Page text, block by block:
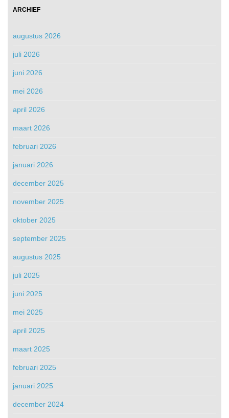
ARCHIEF
augustus 2026
juli 2026
juni 2026
mei 2026
april 2026
maart 2026
februari 2026
januari 2026
december 2025
november 2025
oktober 2025
september 2025
augustus 2025
juli 2025
juni 2025
mei 2025
april 2025
maart 2025
februari 2025
januari 2025
december 2024